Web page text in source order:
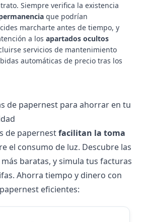
Siempre verifica la existencia
que podrían
marcharte antes de tiempo, y
a los apartados ocultos
servicios de mantenimiento
automáticas de precio tras los
de papernest para ahorrar en tu
de papernestfacilitan la toma
el consumo de luz. Descubre las
baratas, y simula tus facturas
Ahorra tiempo y dinero con
eficientes: